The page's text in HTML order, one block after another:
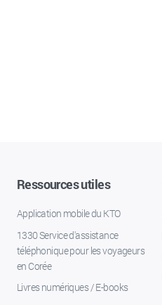
Ressources utiles
Application mobile du KTO
1330 Service d'assistance
téléphonique pour les voyageurs
en Corée
Livres numériques / E-books